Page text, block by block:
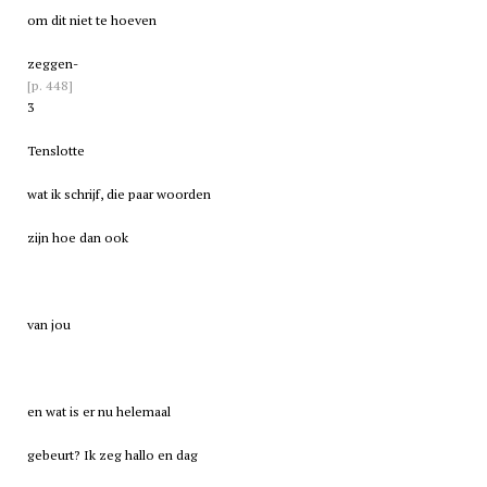
om dit niet te hoeven
zeggen-
[p. 448]
3
Tenslotte
wat ik schrijf, die paar woorden
zijn hoe dan ook
van jou
en wat is er nu helemaal
gebeurt? Ik zeg hallo en dag